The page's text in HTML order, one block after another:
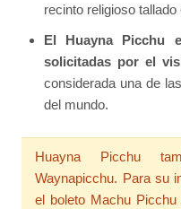
recinto religioso tallado
El Huayna Picchu
solicitadas por el
considerada una de
del mundo.
Huayna Picchu
Waynapicchu. Para su
el boleto Machu